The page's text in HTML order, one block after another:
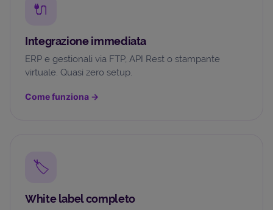
🔌
Integrazione immediata
ERP e gestionali via FTP, API Rest o stampante
virtuale. Quasi zero setup.
Come funziona →
🏷️
White label completo